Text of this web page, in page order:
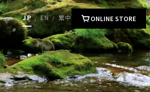
JP / EN / 繁中 ONLINE STORE